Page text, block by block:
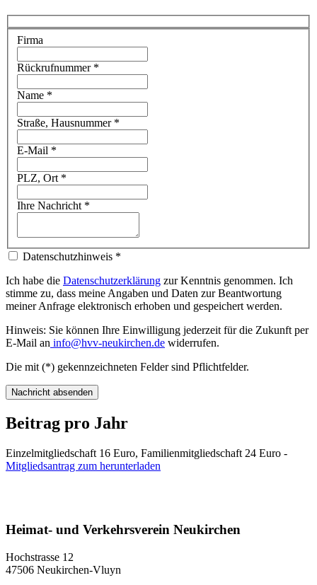
Firma
Rückrufnummer *
Name *
Straße, Hausnummer *
E-Mail *
PLZ, Ort *
Ihre Nachricht *
Datenschutzhinweis *
Ich habe die Datenschutzerklärung zur Kenntnis genommen. Ich
stimme zu, dass meine Angaben und Daten zur Beantwortung
meiner Anfrage elektronisch erhoben und gespeichert werden.
Hinweis: Sie können Ihre Einwilligung jederzeit für die Zukunft per
E-Mail an info@hvv-neukirchen.de widerrufen.
Die mit (*) gekennzeichneten Felder sind Pflichtfelder.
Nachricht absenden
Beitrag pro Jahr
Einzelmitgliedschaft 16 Euro, Familienmitgliedschaft 24 Euro -
Mitgliedsantrag zum herunterladen
Heimat- und Verkehrsverein Neukirchen
Hochstrasse 12
47506 Neukirchen-Vluyn